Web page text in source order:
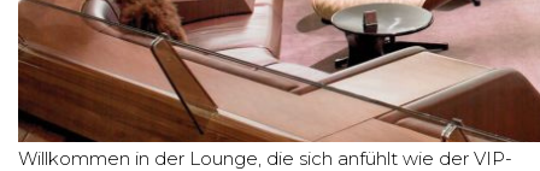
Willkommen in der Lounge, die sich anfühlt wie der VIP-